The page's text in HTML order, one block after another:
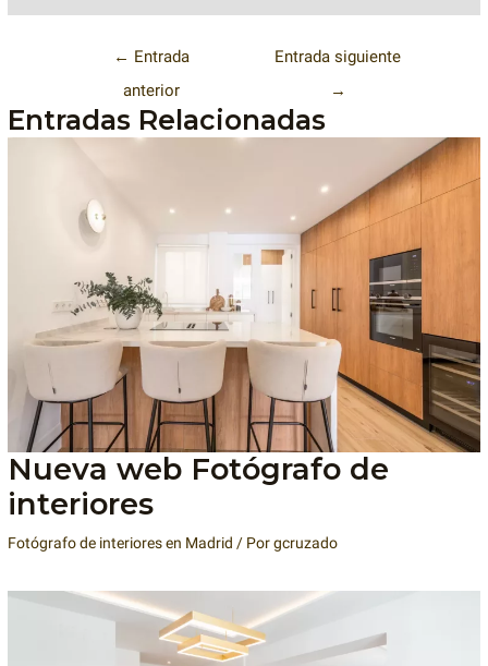
← Entrada
anterior
Entrada siguiente
→
Entradas Relacionadas
Nueva web Fotógrafo de
interiores
Fotógrafo de interiores en Madrid / Porgcruzado